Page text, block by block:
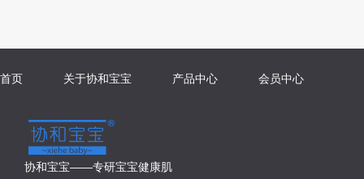
首页 关于协和宝宝 产品中心 会员中心
协和宝宝——专研宝宝健康肌